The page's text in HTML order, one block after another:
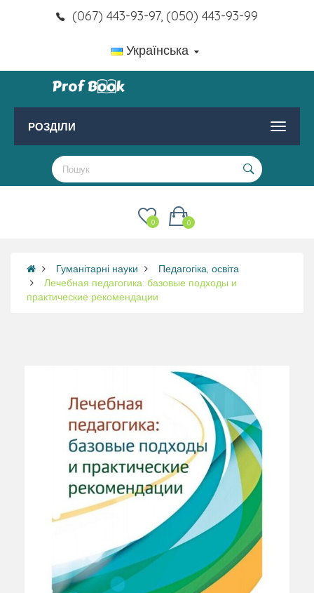
(067) 443-93-97, (050) 443-93-99
Українська
РОЗДІЛИ
0
0
Гуманітарні науки
Педагогіка, освіта
Лечебная педагогика: базовые подходы и
практические рекомендации